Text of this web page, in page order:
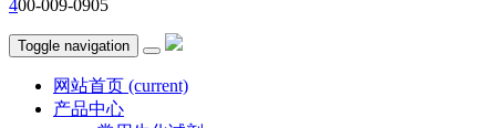
400-009-0905
Toggle navigation
网站首页 (current)
产品中心